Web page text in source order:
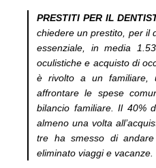
PRESTITI PER IL
chiedere un prestito, per il
essenziale, in media
oculistiche e acquisto di
è rivolto a un familiare,
affrontare le spese
bilancio familiare. Il 40%
almeno una volta
tre ha smesso di
eliminato viaggi e vacanze.